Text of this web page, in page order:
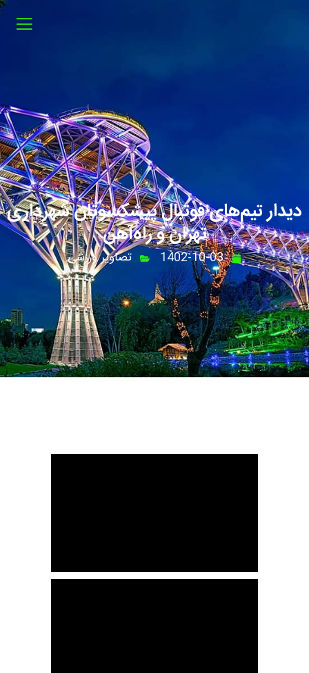
دیدار تیم‌های فوتبال پیشکسوتان شهرداری
تهران و راه‌آهن
1402-10-03 تصاویر ورزشی